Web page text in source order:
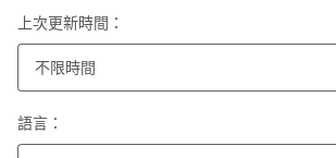
上次更新時間：
不限時間
語言：